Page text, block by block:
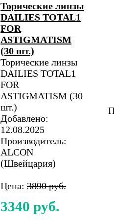
Торические линзы
DAILIES TOTAL1
FOR
ASTIGMATISM
(30 шт.)
Торические линзы
DAILIES TOTAL1
FOR
ASTIGMATISM (30
шт.)
Добавлено:
12.08.2025
Производитель:
ALCON
(Швейцария)
Цена: 3890 руб.
3340 руб.